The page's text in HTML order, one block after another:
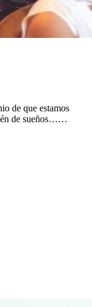
de que estamos
de sueños……